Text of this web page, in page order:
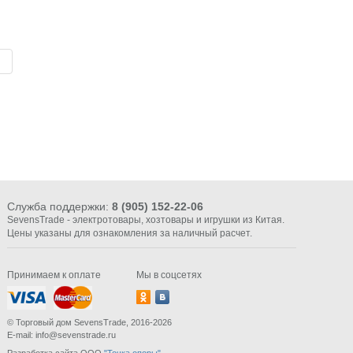
Служба поддержки: 8 (905) 152-22-06
SevensTrade - электротовары, хозтовары и игрушки из Китая.
Цены указаны для ознакомления за наличный расчет.
Принимаем к оплате Мы в соцсетях
© Торговый дом SevensTrade, 2016-2026
E-mail: info@sevenstrade.ru